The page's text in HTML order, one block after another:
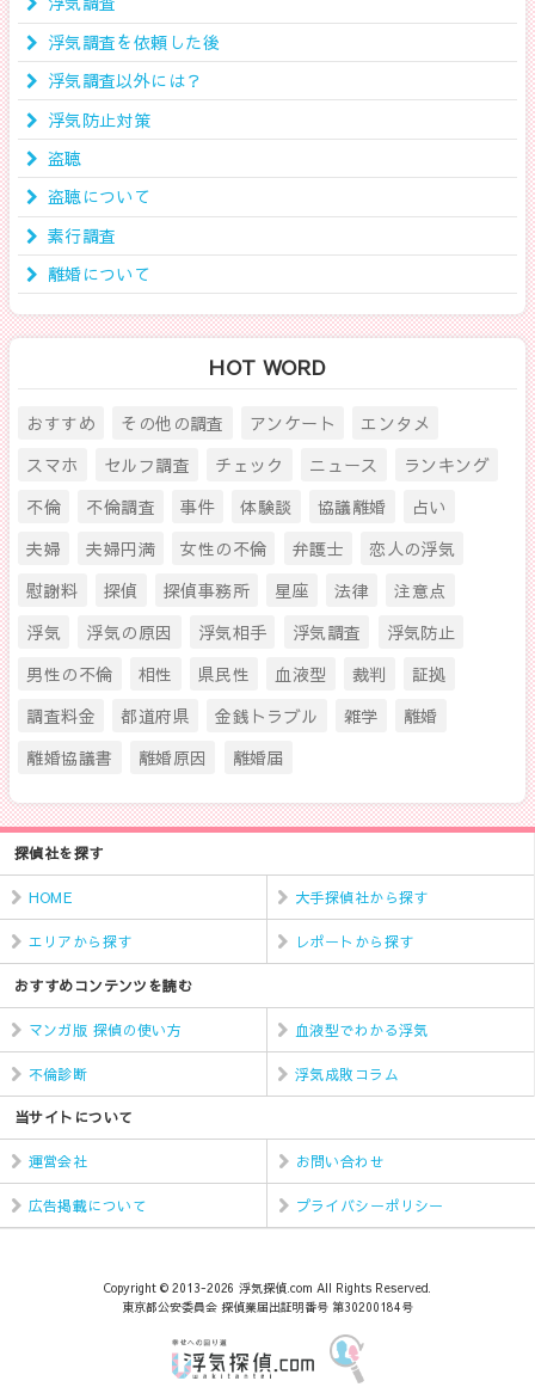
浮気調査を依頼した後
浮気調査以外には？
浮気防止対策
盗聴
盗聴について
素行調査
離婚について
HOT WORD
おすすめ その他の調査 アンケート
エンタメ
スマホ
セルフ調査 チェック ニュース
ランキング
不倫
不倫調査 事件 体験談 協議離婚
占い
夫婦
夫婦円満 女性の不倫 弁護士
恋人の浮気
慰謝料
探偵 探偵事務所 星座 法律
注意点
浮気
浮気の原因 浮気相手 浮気調査
浮気防止
男性の不倫
相性 県民性 血液型 裁判
証拠
調査料金
都道府県 金銭トラブル 雑学
離婚
離婚協議書
離婚原因 離婚届
探偵社を探す
HOME 大手探偵社から探す
エリアから探す レポートから探す
おすすめコンテンツを読む
マンガ版 探偵の使い方 血液型でわかる浮気
不倫診断 浮気成敗コラム
当サイトについて
運営会社 お問い合わせ
広告掲載について プライバシーポリシー
Copyright © 2013-2026 浮気探偵.com All Rights Reserved.
東京都公安委員会 探偵業届出証明番号 第30200184号